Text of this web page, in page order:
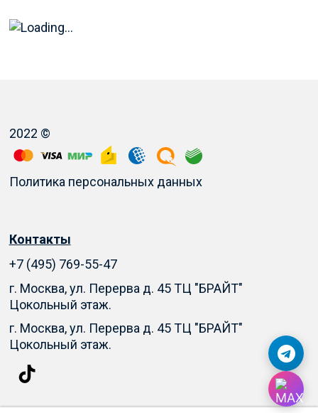
2022 ©
Политика персональных данных
Контакты
+7 (495) 769-55-47
г. Москва, ул. Перерва д. 45 ТЦ "БРАЙТ"
Цокольный этаж.
г. Москва, ул. Перерва д. 45 ТЦ "БРАЙТ"
Цокольный этаж.